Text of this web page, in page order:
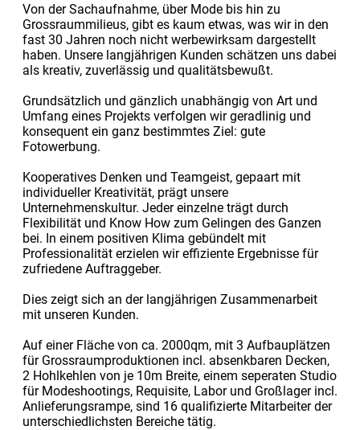
Von der Sachaufnahme, über Mode bis hin zu
Grossraummilieus, gibt es kaum etwas, was wir in den
fast 30 Jahren noch nicht werbewirksam dargestellt
haben. Unsere langjährigen Kunden schätzen uns dabei
als kreativ, zuverlässig und qualitätsbewußt.
Grundsätzlich und gänzlich unabhängig von Art und
Umfang eines Projekts verfolgen wir geradlinig und
konsequent ein ganz bestimmtes Ziel: gute
Fotowerbung.
Kooperatives Denken und Teamgeist, gepaart mit
individueller Kreativität, prägt unsere
Unternehmenskultur. Jeder einzelne trägt durch
Flexibilität und Know How zum Gelingen des Ganzen
bei. In einem positiven Klima gebündelt mit
Professionalität erzielen wir effiziente Ergebnisse für
zufriedene Auftraggeber.
Dies zeigt sich an der langjährigen Zusammenarbeit
mit unseren Kunden.
Auf einer Fläche von ca. 2000qm, mit 3 Aufbauplätzen
für Grossraumproduktionen incl. absenkbaren Decken,
2 Hohlkehlen von je 10m Breite, einem seperaten Studio
für Modeshootings, Requisite, Labor und Großlager incl.
Anlieferungsrampe, sind 16 qualifizierte Mitarbeiter der
unterschiedlichsten Bereiche tätig.